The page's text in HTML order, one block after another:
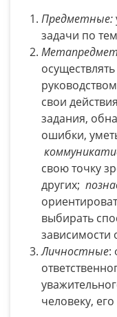
Предметные:
задачи по
свои
задания,
ошибки,
свою точку
других;
выбирать
зависимости
Личностные:
человеку,